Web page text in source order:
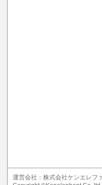
運営会社：株式会社ケンエレフ